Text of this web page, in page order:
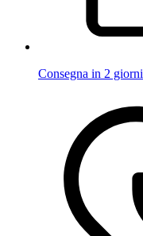
Consegna in 2 giorni